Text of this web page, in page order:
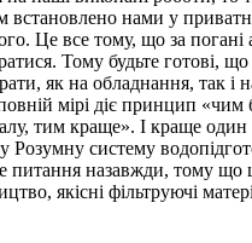
встановлено нами у
Це все тому, що за погані
Тому будьте готові,
як на обладнання, так і
мірі діє принцип «чим
тим краще». І краще один
Розумну систему
питання назавжди, тому що
якісні фільтруючі